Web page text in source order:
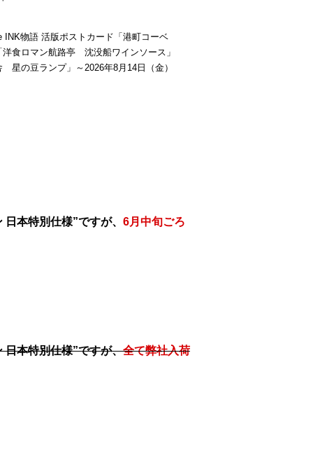
INK物語 活版ポストカード「港町コーベ
洋食ロマン航路亭 沈没船ワインソース」
星の豆ランプ」～2026年8月14日（金）
本特別仕様”ですが、 6月中旬ごろ
日本特別仕様”ですが、全て弊社入荷